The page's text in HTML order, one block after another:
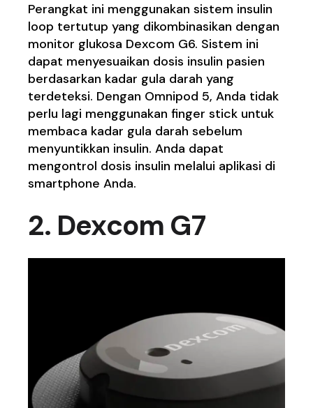
Perangkat ini menggunakan sistem insulin
loop tertutup yang dikombinasikan dengan
monitor glukosa Dexcom G6. Sistem ini
dapat menyesuaikan dosis insulin pasien
berdasarkan kadar gula darah yang
terdeteksi. Dengan Omnipod 5, Anda tidak
perlu lagi menggunakan finger stick untuk
membaca kadar gula darah sebelum
menyuntikkan insulin. Anda dapat
mengontrol dosis insulin melalui aplikasi di
smartphone Anda.
2. Dexcom G7